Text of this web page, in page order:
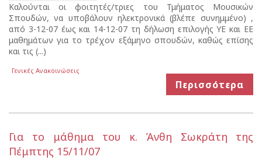
Καλούνται οι φοιτητές/τριες του Τμήματος Μουσικών
Σπουδών, να υποβάλουν ηλεκτρονικά (βλέπε συνημμένο) ,
από 3-12-07 έως και 14-12-07 τη δήλωση επιλογής ΥΕ και ΕΕ
μαθημάτων για το τρέχον εξάμηνο σπουδών, καθώς επίσης
και τις (...)
Γενικές Ανακοινώσεις
Περισσότερα
Για το μάθημα του κ. Άνθη Σωκράτη της
Πέμπτης 15/11/07